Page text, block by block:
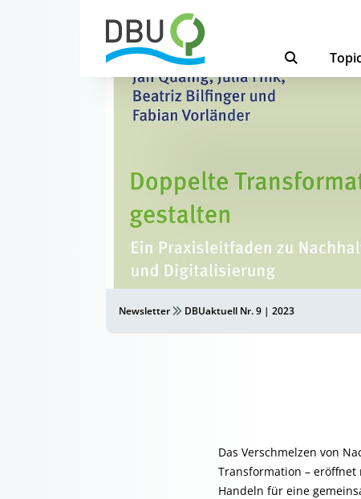
Newsletter DBUaktuell Nr. 9 | 2023
Das Verschmelzen von
Transformation –
Handeln für eine